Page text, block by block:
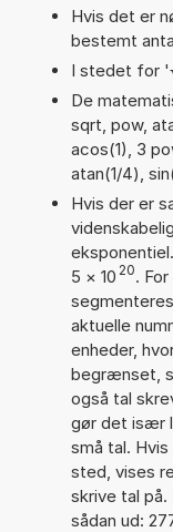
Hvis det er
bestemt
I stedet for
De
sqrt, pow,
acos(1), 3
atan(1/4),
Hvis der er
5 × 10 20.
aktuelle
enheder,
begrænset,
også tal
gør det især
små tal.
sted, vises
skrive tal
sådan ud: